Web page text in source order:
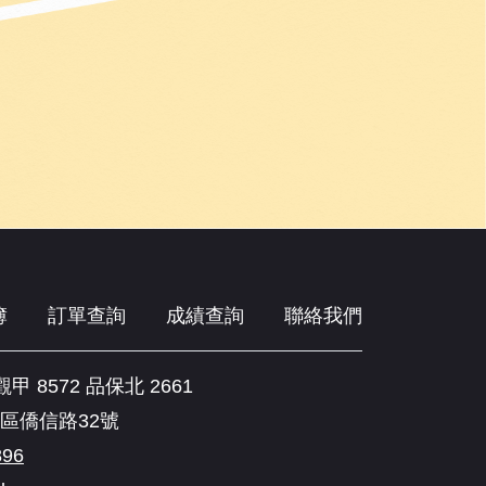
訂單查詢 成績查詢 聯絡我們
甲 8572 品保北 2661
僑信路32號